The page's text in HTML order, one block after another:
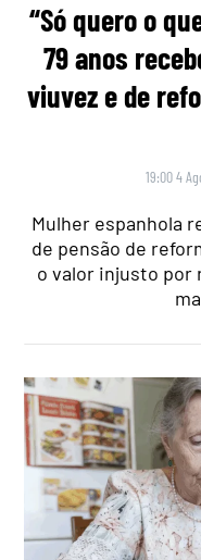
“Só quero o
79 anos
viuvez e de
19:00 4
Mulher espanhola
de pensão de
o valor injusto por